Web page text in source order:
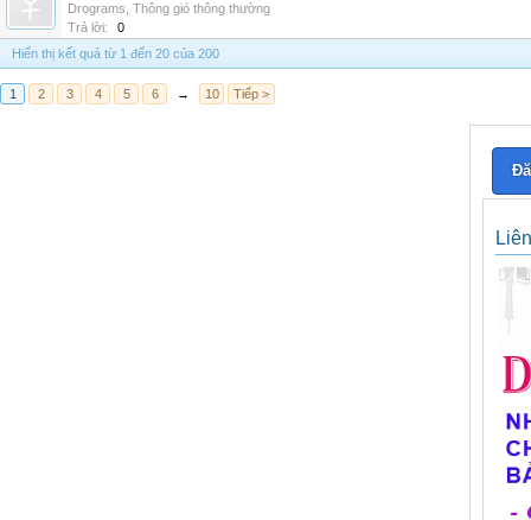
Drograms Thông gió thông thường
Trả lời:
0
Hiển thị kết quả từ 1 đến 20 của 200
1 2 3 4 5 6 → 10 Tiếp >